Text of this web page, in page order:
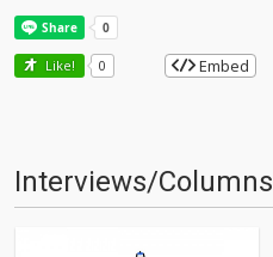
Like! 0 Embed
Interviews/Columns